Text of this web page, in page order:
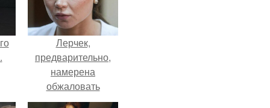
Лерчек,
предварительно,
намерена
обжаловать
приговор.